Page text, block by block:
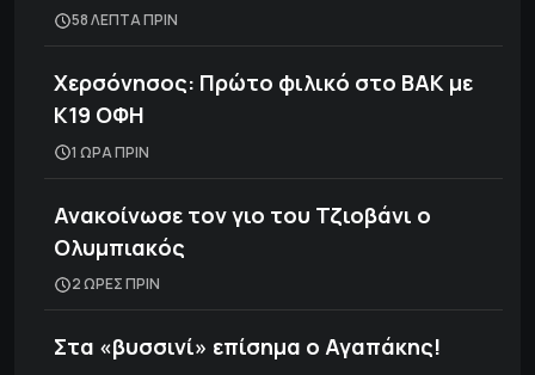
58 ΛΕΠΤΑ ΠΡΙΝ
Χερσόνησος: Πρώτο φιλικό στο ΒΑΚ με
Κ19 ΟΦΗ
1 ΩΡΑ ΠΡΙΝ
Ανακοίνωσε τον γιο του Τζιοβάνι ο
Ολυμπιακός
2 ΩΡΕΣ ΠΡΙΝ
Στα «βυσσινί» επίσημα ο Αγαπάκης!